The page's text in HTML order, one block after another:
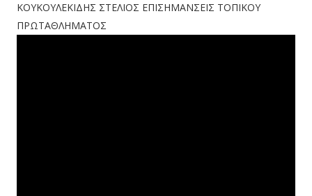
ΚΟΥΚΟΥΛΕΚΙΔΗΣ ΣΤΕΛΙΟΣ ΕΠΙΣΗΜΑΝΣΕΙΣ ΤΟΠΙΚΟΥ
ΠΡΩΤΑΘΛΗΜΑΤΟΣ